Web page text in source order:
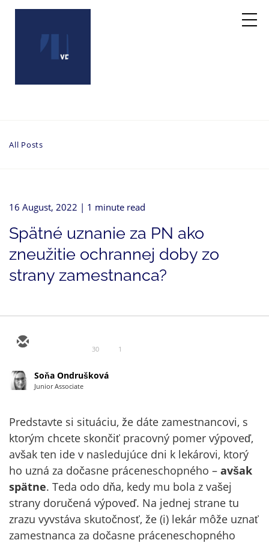
All Posts
16 August, 2022 | 1 minute read
Spätné uznanie za PN ako
zneužitie ochrannej doby zo
strany zamestnanca?
30 1
Soňa Ondrušková
Junior Associate
Predstavte si situáciu, že dáte zamestnancovi, s
ktorým chcete skončiť pracovný pomer výpoveď,
avšak ten ide v nasledujúce dni k lekárovi, ktorý
ho uzná za dočasne práceneschopného – avšak
spätne. Teda odo dňa, kedy mu bola z vašej
strany doručená výpoveď. Na jednej strane tu
zrazu vyvstáva skutočnosť, že (i) lekár môže uznať
zamestnanca za dočasne práceneschopného